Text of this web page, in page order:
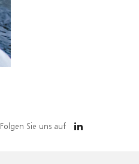
Folgen Sie uns auf